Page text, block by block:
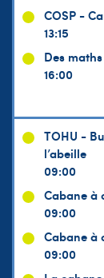
COSP -
13:15
Des
16:00
TOHU -
l’abeille
09:00
Cabane à
09:00
Cabane à
09:00